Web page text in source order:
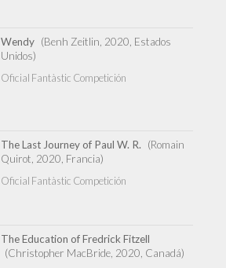
Wendy (Benh Zeitlin, 2020, Estados
Unidos)
Oficial Fantàstic Competición
The Last Journey of Paul W. R.
(Romain
Quirot, 2020, Francia)
Oficial Fantàstic Competición
The Education of Fredrick Fitzell
(Christopher MacBride, 2020, Canadá)